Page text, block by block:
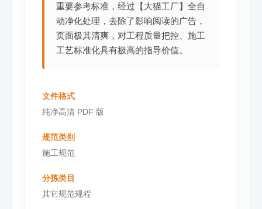
重要参考标准，经过【大猫工厂】全自
动净化处理，去除了影响阅读的广告，
页面极其清爽，对工程质量把控、施工
工艺标准化具有极高的指导价值。
文件格式
纯净高清 PDF 版
规范类别
施工规范
分拣类目
其它规范规程